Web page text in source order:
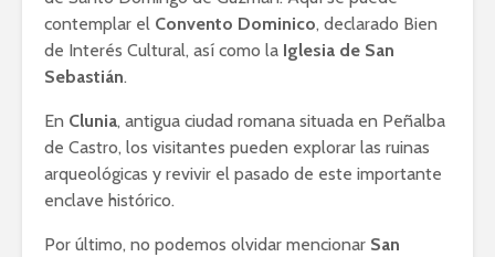
contemplar el Convento Dominico, declarado Bien
de Interés Cultural, así como la Iglesia de San
Sebastián.
En Clunia, antigua ciudad romana situada en Peñalba
de Castro, los visitantes pueden explorar las ruinas
arqueológicas y revivir el pasado de este importante
enclave histórico.
Por último, no podemos olvidar mencionar San